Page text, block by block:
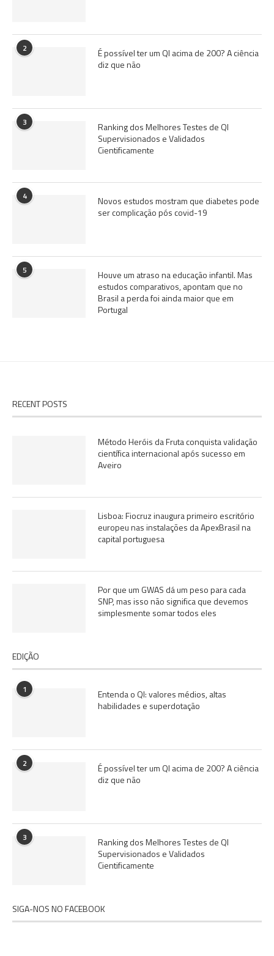
2
É possível ter um QI acima de 200? A ciência
diz que não
3
Ranking dos Melhores Testes de QI
Supervisionados e Validados
Cientificamente
4
Novos estudos mostram que diabetes pode
ser complicação pós covid-19
5
Houve um atraso na educação infantil. Mas
estudos comparativos, apontam que no
Brasil a perda foi ainda maior que em
Portugal
RECENT POSTS
Método Heróis da Fruta conquista validação
científica internacional após sucesso em
Aveiro
Lisboa: Fiocruz inaugura primeiro escritório
europeu nas instalações da ApexBrasil na
capital portuguesa
Por que um GWAS dá um peso para cada
SNP, mas isso não significa que devemos
simplesmente somar todos eles
EDIÇÃO
1
Entenda o QI: valores médios, altas
habilidades e superdotação
2
É possível ter um QI acima de 200? A ciência
diz que não
3
Ranking dos Melhores Testes de QI
Supervisionados e Validados
Cientificamente
SIGA-NOS NO FACEBOOK